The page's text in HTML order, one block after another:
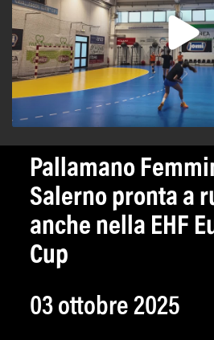
Pallamano
Salerno pronta a
anche nella EHF
Cup
03 ottobre 2025